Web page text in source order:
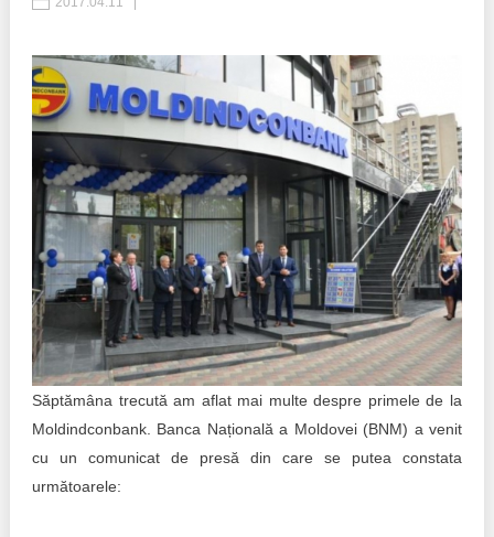
Inițiative în derulare
Inițiative desfășurate
Manual de proceduri
Note & poziții​
Organigrama IDIS
Anunțuri
Consiliul consulativ internațional IDIS
Bunele practici
Laborator sociometric
Transparența guvernării locale
People Watch
Proces democratic
Agenda Națională de Business
Puterea hibridă
Trend Hunter
Săptămâna trecută am aflat mai multe despre primele de la
Moldindconbank. Banca Națională a Moldovei (BNM) a venit
cu un comunicat de presă din care se putea constata
următoarele: